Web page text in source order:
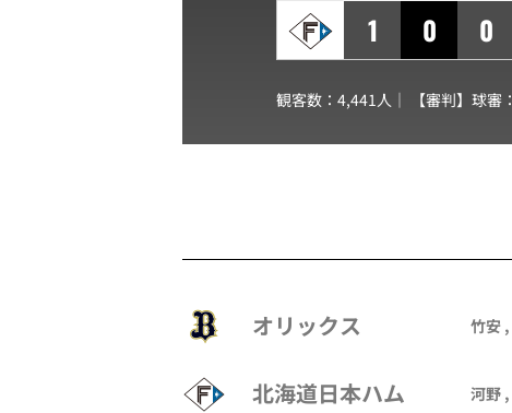
1
0 0
観客数：4,441人｜ 【審判】球審：
オリックス 竹安 ,
北海道日本ハム 河野 ,